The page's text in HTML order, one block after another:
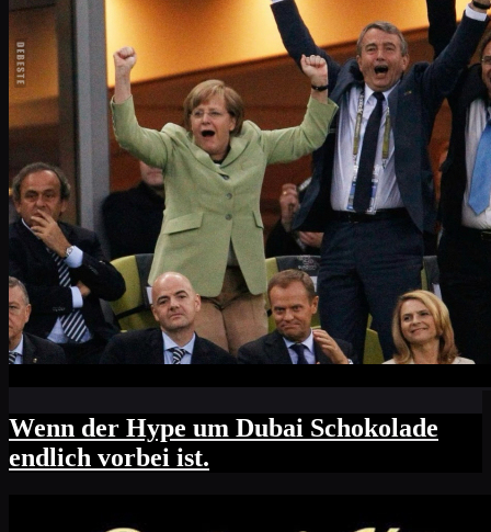
Wenn der Hype um Dubai Schokolade
endlich vorbei ist.